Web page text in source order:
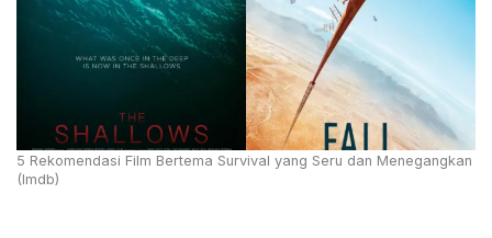
5 Rekomendasi Film Bertema Survival yang Seru dan Menegangkan
(Imdb)